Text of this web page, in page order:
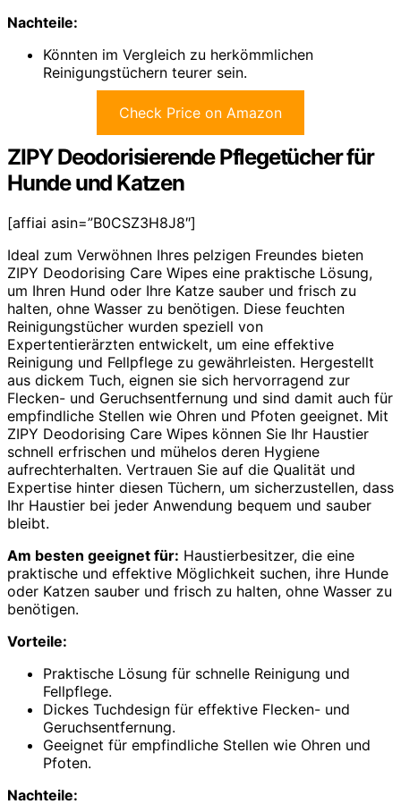
Nachteile:
Könnten im Vergleich zu herkömmlichen
Reinigungstüchern teurer sein.
Check Price on Amazon
ZIPY Deodorisierende Pflegetücher für
Hunde und Katzen
[affiai asin=”B0CSZ3H8J8″]
Ideal zum Verwöhnen Ihres pelzigen Freundes bieten
ZIPY Deodorising Care Wipes eine praktische Lösung,
um Ihren Hund oder Ihre Katze sauber und frisch zu
halten, ohne Wasser zu benötigen. Diese feuchten
Reinigungstücher wurden speziell von
Expertentierärzten entwickelt, um eine effektive
Reinigung und Fellpflege zu gewährleisten. Hergestellt
aus dickem Tuch, eignen sie sich hervorragend zur
Flecken- und Geruchsentfernung und sind damit auch für
empfindliche Stellen wie Ohren und Pfoten geeignet. Mit
ZIPY Deodorising Care Wipes können Sie Ihr Haustier
schnell erfrischen und mühelos deren Hygiene
aufrechterhalten. Vertrauen Sie auf die Qualität und
Expertise hinter diesen Tüchern, um sicherzustellen, dass
Ihr Haustier bei jeder Anwendung bequem und sauber
bleibt.
Am besten geeignet für: Haustierbesitzer, die eine
praktische und effektive Möglichkeit suchen, ihre Hunde
oder Katzen sauber und frisch zu halten, ohne Wasser zu
benötigen.
Vorteile:
Praktische Lösung für schnelle Reinigung und
Fellpflege.
Dickes Tuchdesign für effektive Flecken- und
Geruchsentfernung.
Geeignet für empfindliche Stellen wie Ohren und
Pfoten.
Nachteile: